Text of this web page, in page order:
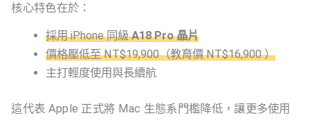
核心特色在於：
採用 iPhone 同級A18 Pro 晶片
價格壓低至 NT$19,900（教育價 NT$16,900 ）
主打輕度使用與長續航
這代表 Apple 正式將 Mac 生態系門檻降低，讓更多使用